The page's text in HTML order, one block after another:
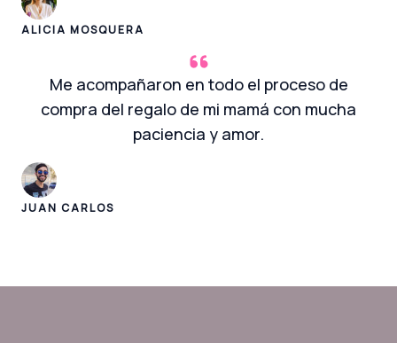
ALICIA MOSQUERA
Me acompañaron en todo el proceso de
compra del regalo de mi mamá con mucha
paciencia y amor.
JUAN CARLOS